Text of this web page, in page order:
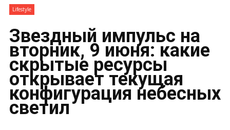
Lifestyle
Звездный импульс на
вторник, 9 июня: какие
скрытые ресурсы
открывает текущая
конфигурация небесных
светил